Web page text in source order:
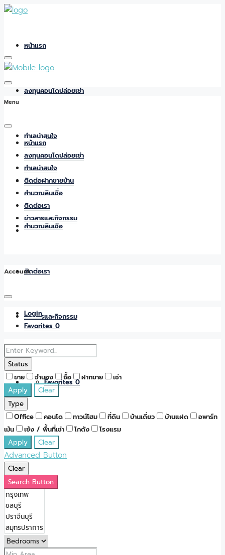
หน้าแรก
ลงทุนคอนโดปล่อยเช่า
ทำเลน่าสนใจ
ติดต่อฝากขายบ้าน
คำนวณสินเชื่อ
ติดต่อเรา
ข่าวสารและกิจกรรม
Favorites0
Menu
หน้าแรก
ลงทุนคอนโดปล่อยเช่า
ทำเลน่าสนใจ
ติดต่อฝากขายบ้าน
คำนวณสินเชื่อ
ติดต่อเรา
ข่าวสารและกิจกรรม
Account
Login
Favorites 0
Status
ขาย จำนอง ซื้อ ฝากขาย เช่า
Apply
Clear
Type
Office คอนโด ทาวน์โฮม ที่ดิน บ้านเดี่ยว บ้านแฝด
อพาร์ท
เม้น
เซ้ง / พื้นที่เช่า โกดัง โรงแรม
Apply Clear
Advanced Button
Clear
Search Button